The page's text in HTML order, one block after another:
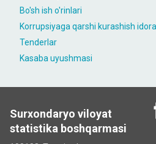
Bo'sh ish o'rinlari
Korrupsiyaga qarshi kurashish
Tenderlar
Kasaba uyushmasi
Surxondaryo viloyat
statistika boshqarmasi